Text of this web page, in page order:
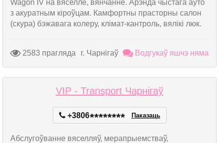
Wagon IV на вяселле, вянчанне. Арэнда чыстага аўто
з акуратным кіроўцам. Камфортны прасторны салон
(скура) бэжавага колеру, клімат-кантроль, вялікі люк.
2583 прагляда г. Чарнігаў Водгукаў яшчэ няма
VIP - Transport Чарнігаў
+3806******** Паказаць
Абслугоўванне вяселляў, мерапрыемстваў,